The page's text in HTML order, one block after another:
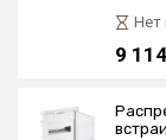
Нет
9